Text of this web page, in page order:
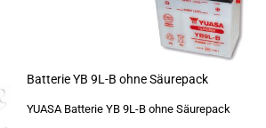
Batterie YB 9L-B ohne Säurepack
YUASA Batterie YB 9L-B ohne Säurepack